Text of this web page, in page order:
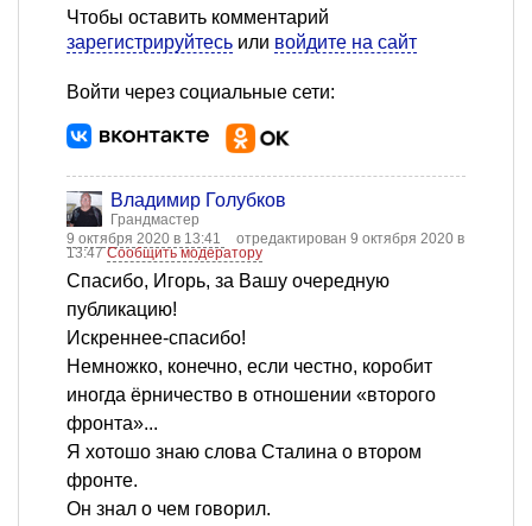
Чтобы оставить комментарий
зарегистрируйтесь или войдите на сайт
Войти через социальные сети:
Владимир Голубков
Грандмастер
9 октября 2020 в 13:41
отредактирован 9 октября 2020 в
13:47Сообщить модератору
Спасибо, Игорь, за Вашу очередную
публикацию!
Искреннее-спасибо!
Немножко, конечно, если честно, коробит
иногда ёрничество в отношении «второго
фронта»...
Я хотошо знаю слова Сталина о втором
фронте.
Он знал о чем говорил.